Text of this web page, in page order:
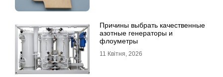
Причины выбрать качественные
азотные генераторы и
флоуметры
11 Квітня, 2026